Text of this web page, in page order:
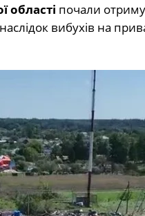
області почали
вибухів на